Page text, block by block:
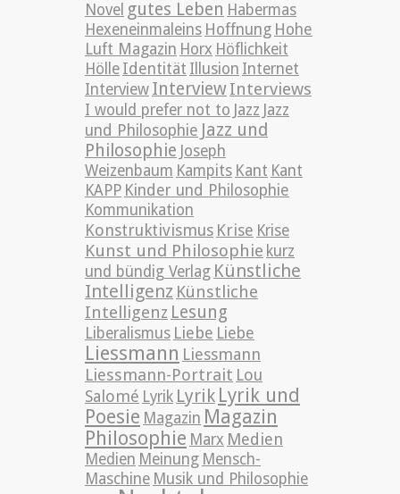
Novel gutes Leben Habermas
Hexeneinmaleins Hoffnung Hohe
Luft Magazin Horx Höflichkeit
Hölle Identität Illusion Internet
Interview InterviewInterviews
I would prefer not to Jazz Jazz
und Philosophie Jazz und
Philosophie Joseph
Weizenbaum Kampits Kant Kant
KAPP Kinder und Philosophie
Kommunikation
Konstruktivismus Krise Krise
Kunst und Philosophie kurz
und bündig Verlag Künstliche
Intelligenz Künstliche
Intelligenz Lesung
Liberalismus Liebe Liebe
Liessmann Liessmann
Liessmann-Portrait Lou
Salomé Lyrik Lyrik Lyrik und
Poesie Magazin Magazin
Philosophie Marx Medien
Medien Meinung Mensch-
Maschine Musik und Philosophie